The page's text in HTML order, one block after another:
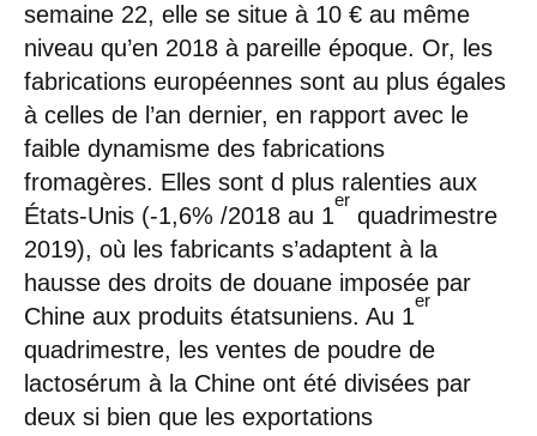
semaine 22, elle se situe à 10 € au même
niveau qu’en 2018 à pareille époque. Or, les
fabrications européennes sont au plus égales
à celles de l’an dernier, en rapport avec le
faible dynamisme des fabrications
fromagères. Elles sont d plus ralenties aux
États-Unis (-1,6% /2018 au 1
er
quadrimestre
2019), où les fabricants s’adaptent à la
hausse des droits de douane imposée par
Chine aux produits étatsuniens. Au 1
er
quadrimestre, les ventes de poudre de
lactosérum à la Chine ont été divisées par
deux si bien que les exportations